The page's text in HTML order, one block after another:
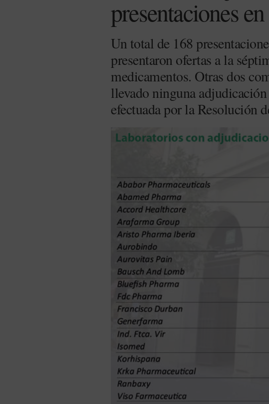
presentaciones
Un total de 168
presentaron ofertas a la
medicamentos. Otras dos
llevado ninguna
efectuada por la Resolución